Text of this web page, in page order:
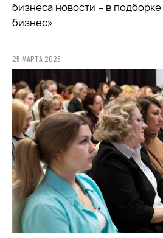
бизнеса новости – в
бизнес»
25 МАРТА 2026